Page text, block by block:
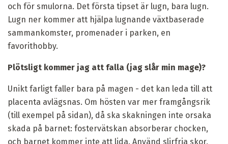
och för smulorna. Det första tipset är lugn, bara lugn.
Lugn ner kommer att hjälpa lugnande växtbaserade
sammankomster, promenader i parken, en
favorithobby.
Plötsligt kommer jag att falla (jag slår min mage)?
Unikt farligt faller bara på magen - det kan leda till att
placenta avlägsnas. Om hösten var mer framgångsrik
(till exempel på sidan), då ska skakningen inte orsaka
skada på barnet: fostervätskan absorberar chocken,
och barnet kommer inte att lida. Använd slirfria skor,